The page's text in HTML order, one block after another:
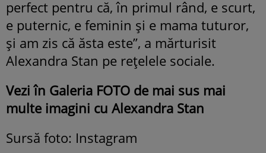
perfect pentru că, în primul rând, e scurt,
e puternic, e feminin și e mama tuturor,
și am zis că ăsta este”, a mărturisit
Alexandra Stan pe rețelele sociale.
Vezi în Galeria FOTO de mai sus mai
multe imagini cu Alexandra Stan
Sursă foto: Instagram